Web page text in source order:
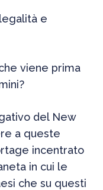
e
viene prima
del New
a queste
incentrato
in cui le
che su questi